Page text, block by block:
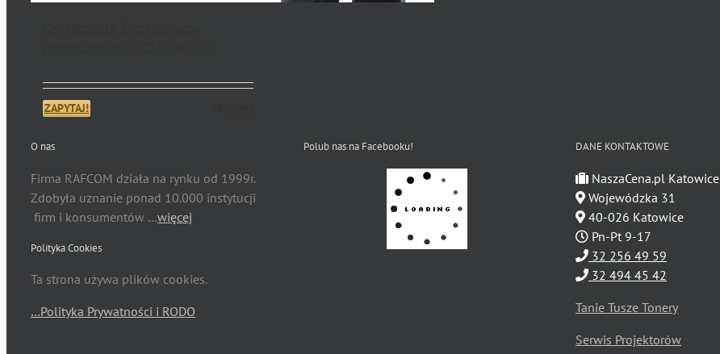
ZAPYTAJ!
O nas
Firma RAFCOM działa na rynku od 1999r.
Zdobyła uznanie ponad 10.000 instytucji
firm i konsumentów …więcej
Polityka Cookies
Ta strona używa plików cookies.
…Polityka Prywatności i RODO
Polub nas na Facebooku! DANE KONTAKTOWE
NaszaCena.pl Katowice
Wojewódzka 31
40-026 Katowice
Pn-Pt 9-17
32 256 49 59
32 494 45 42
Tanie Tusze Tonery
Serwis Projektorów